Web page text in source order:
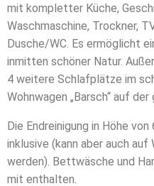
mit kompletter Küche,
Waschmaschine, Trockner,
Dusche/WC. Es ermöglicht
inmitten schöner Natur.
4 weitere Schlafplätze im
Wohnwagen „Barsch“ auf
Die Endreinigung in Höhe
inklusive (kann aber auch
werden). Bettwäsche und
mit enthalten.